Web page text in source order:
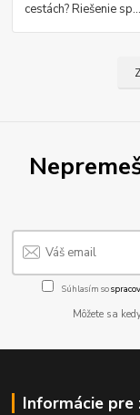
cestách? Riešenie
Súhlasím so
Môžete sa
Informácie pre